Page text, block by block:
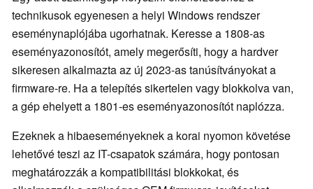
technikusok egyenesen a helyi Windows rendszer
eseménynaplójába ugorhatnak. Keresse a 1808-as
eseményazonosítót, amely megerősíti, hogy a hardver
sikeresen alkalmazta az új 2023-as tanúsítványokat a
firmware-re. Ha a telepítés sikertelen vagy blokkolva van,
a gép ehelyett a 1801-es eseményazonosítót naplózza.
Ezeknek a hibaeseményeknek a korai nyomon követése
lehetővé teszi az IT-csapatok számára, hogy pontosan
meghatározzák a kompatibilitási blokkokat, és